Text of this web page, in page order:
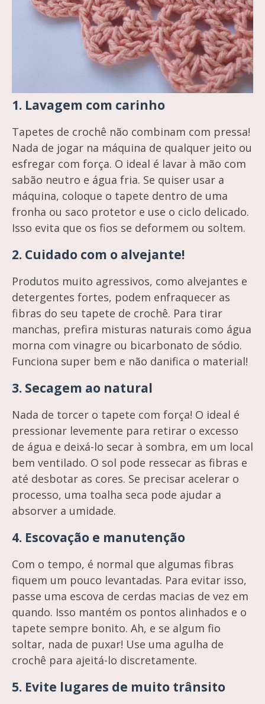
1. Lavagem com carinho
Tapetes de crochê não combinam com pressa!
Nada de jogar na máquina de qualquer jeito ou
esfregar com força. O ideal é lavar à mão com
sabão neutro e água fria. Se quiser usar a
máquina, coloque o tapete dentro de uma
fronha ou saco protetor e use o ciclo delicado.
Isso evita que os fios se deformem ou soltem.
2. Cuidado com o alvejante!
Produtos muito agressivos, como alvejantes e
detergentes fortes, podem enfraquecer as
fibras do seu tapete de crochê. Para tirar
manchas, prefira misturas naturais como água
morna com vinagre ou bicarbonato de sódio.
Funciona super bem e não danifica o material!
3. Secagem ao natural
Nada de torcer o tapete com força! O ideal é
pressionar levemente para retirar o excesso
de água e deixá-lo secar à sombra, em um local
bem ventilado. O sol pode ressecar as fibras e
até desbotar as cores. Se precisar acelerar o
processo, uma toalha seca pode ajudar a
absorver a umidade.
4. Escovação e manutenção
Com o tempo, é normal que algumas fibras
fiquem um pouco levantadas. Para evitar isso,
passe uma escova de cerdas macias de vez em
quando. Isso mantém os pontos alinhados e o
tapete sempre bonito. Ah, e se algum fio
soltar, nada de puxar! Use uma agulha de
crochê para ajeitá-lo discretamente.
5. Evite lugares de muito trânsito